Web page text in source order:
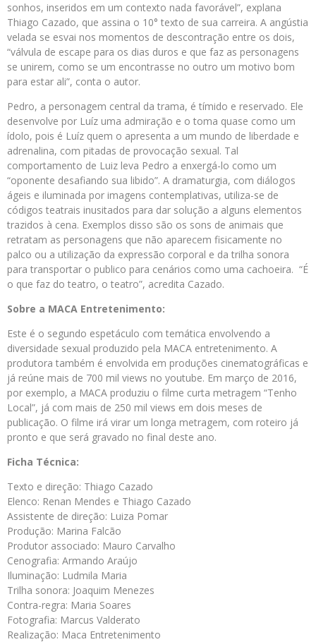
sonhos, inseridos em um contexto nada favorável”, explana
Thiago Cazado, que assina o 10° texto de sua carreira. A angústia
velada se esvai nos momentos de descontração entre os dois,
“válvula de escape para os dias duros e que faz as personagens
se unirem, como se um encontrasse no outro um motivo bom
para estar ali”, conta o autor.
Pedro, a personagem central da trama, é tímido e reservado. Ele
desenvolve por Luíz uma admiração e o toma quase como um
ídolo, pois é Luíz quem o apresenta a um mundo de liberdade e
adrenalina, com pitadas de provocação sexual. Tal
comportamento de Luiz leva Pedro a enxergá-lo como um
“oponente desafiando sua libido”. A dramaturgia, com diálogos
ágeis e iluminada por imagens contemplativas, utiliza-se de
códigos teatrais inusitados para dar solução a alguns elementos
trazidos à cena. Exemplos disso são os sons de animais que
retratam as personagens que não aparecem fisicamente no
palco ou a utilização da expressão corporal e da trilha sonora
para transportar o publico para cenários como uma cachoeira. “É
o que faz do teatro, o teatro”, acredita Cazado.
Sobre a MACA Entretenimento:
Este é o segundo espetáculo com temática envolvendo a
diversidade sexual produzido pela MACA entretenimento. A
produtora também é envolvida em produções cinematográficas e
já reúne mais de 700 mil views no youtube. Em março de 2016,
por exemplo, a MACA produziu o filme curta metragem “Tenho
Local”, já com mais de 250 mil views em dois meses de
publicação. O filme irá virar um longa metragem, com roteiro já
pronto e que será gravado no final deste ano.
Ficha Técnica:
Texto e direção: Thiago Cazado
Elenco: Renan Mendes e Thiago Cazado
Assistente de direção: Luiza Pomar
Produção: Marina Falcão
Produtor associado: Mauro Carvalho
Cenografia: Armando Araújo
Iluminação: Ludmila Maria
Trilha sonora: Joaquim Menezes
Contra-regra: Maria Soares
Fotografia: Marcus Valderato
Realização: Maca Entretenimento